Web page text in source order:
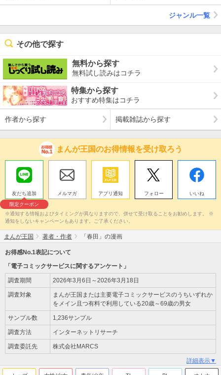
ジャンル一覧
その他で探す
無料から探す
無料試し読みはコチラ
特集から探す
おすすめ特集はコチラ
作者から探す 掲載雑誌から探す
まんが王国のお得情報を受け取ろう
友だち追加
限定クーポン
メルマガ アプリ通知 フォロー いいね
※通知する情報およびタイミングが異なりますので、併せて受け取ることをお勧めします。 ※
通知をしないキャンペーンもあります。ご了承ください。
まんが王国 著者・作者 「春田」の漫画
お得感No.1表記について
「電子コミックサービスに関するアンケート」
調査期間 2026年3月6日～2026年3月18日
調査対象
まんが王国または主要電子コミックサービスのうちいずれか
をメイン且つ有料で利用している20歳～69歳の男女
サンプル数 1,236サンプル
調査方法 インターネットリサーチ
調査委託先 株式会社MARCS
詳細表示▼